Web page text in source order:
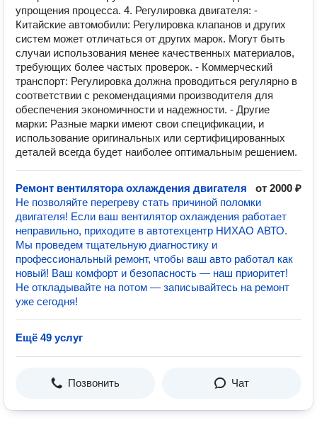
упрощения процесса. 4. Регулировка двигателя: -
Китайские автомобили: Регулировка клапанов и других
систем может отличаться от других марок. Могут быть
случаи использования менее качественных материалов,
требующих более частых проверок. - Коммерческий
транспорт: Регулировка должна проводиться регулярно в
соответствии с рекомендациями производителя для
обеспечения экономичности и надежности. - Другие
марки: Разные марки имеют свои спецификации, и
использование оригинальных или сертифицированных
деталей всегда будет наиболее оптимальным решением.
Ремонт вентилятора охлаждения двигателя
от 2000 ₽
Не позволяйте перегреву стать причиной поломки
двигателя! Если ваш вентилятор охлаждения работает
неправильно, приходите в автотехцентр НИХАО АВТО.
Мы проведем тщательную диагностику и
профессиональный ремонт, чтобы ваш авто работал как
новый! Ваш комфорт и безопасность — наш приоритет!
Не откладывайте на потом — записывайтесь на ремонт
уже сегодня!
Ещё 49 услуг
Позвонить Чат